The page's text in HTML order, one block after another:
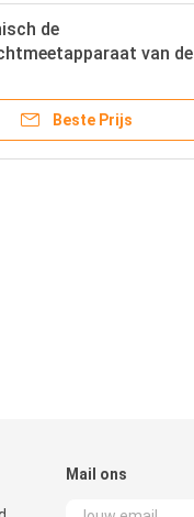
de
van de
Lasverbinding 0. 01N
Beste Prijs
Mail ons